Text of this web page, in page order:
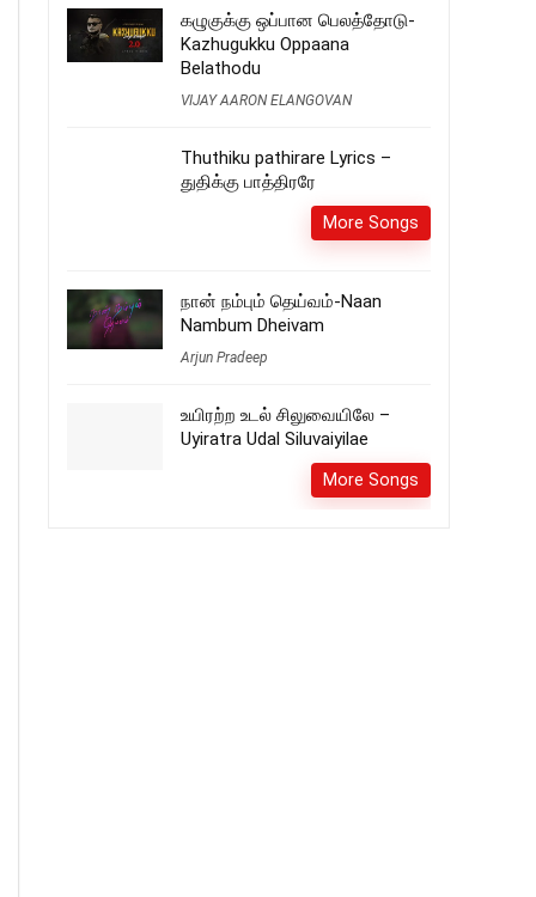
கழுகுக்கு ஒப்பான பெலத்தோடு-
Kazhugukku Oppaana
Belathodu
VIJAY AARON ELANGOVAN
Thuthiku pathirare Lyrics –
துதிக்கு பாத்திரரே
More Songs
நான் நம்பும் தெய்வம்-Naan
Nambum Dheivam
Arjun Pradeep
உயிரற்ற உடல் சிலுவையிலே –
Uyiratra Udal Siluvaiyilae
More Songs